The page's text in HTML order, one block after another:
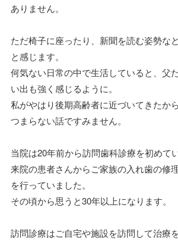
ありません。
ただ椅子に座ったり、新聞を読む姿勢な
と感じます。
何気ない日常の中で生活していると、父
い出も強く感じるように。
私がやはり後期高齢者に近づいてきたから
つまらない話ですみません。
当院は20年前から訪問歯科診療を初めてい
来院の患者さんからご家族の入れ歯の修
を行っていました。
その頃から思うと30年以上になります。
訪問診療はご自宅や施設を訪問して治療